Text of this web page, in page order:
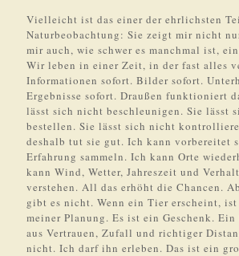
Vielleicht ist das einer der ehrlichsten
Naturbeobachtung: Sie zeigt mir nicht
mir auch, wie schwer es manchmal ist,
Wir leben in einer Zeit, in der fast alles
Informationen sofort. Bilder sofort.
Ergebnisse sofort. Draußen funktioniert
lässt sich nicht beschleunigen. Sie lässt
bestellen. Sie lässt sich nicht
deshalb tut sie gut. Ich kann vorbereitet
Erfahrung sammeln. Ich kann Orte
kann Wind, Wetter, Jahreszeit und
verstehen. All das erhöht die Chancen.
gibt es nicht. Wenn ein Tier erscheint,
meiner Planung. Es ist ein Geschenk.
aus Vertrauen, Zufall und richtiger
nicht. Ich darf ihn erleben. Das ist ein